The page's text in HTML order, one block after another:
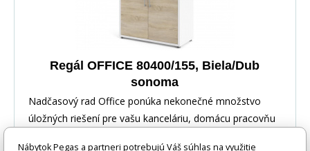
Regál OFFICE 80400/155, Biela/Dub
sonoma
Nadčasový rad Office ponúka nekonečné množstvo
úložných riešení pre vašu kanceláriu, domácu pracovňu
Nábytok Pegas a partneri potrebujú Váš súhlas na využitie